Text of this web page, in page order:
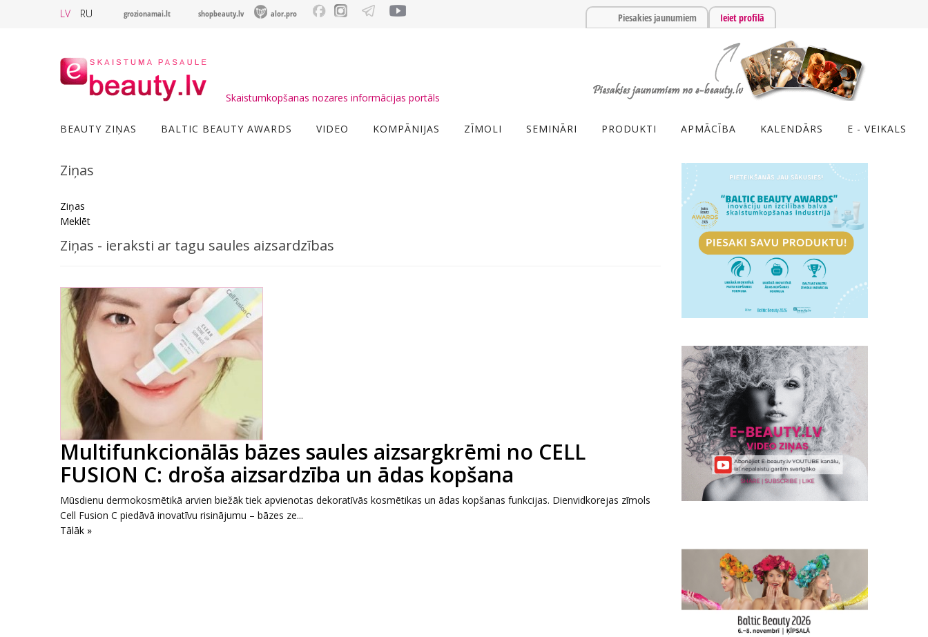
LV RU grozionamai.lt shopbeauty.lv alor.pro Piesakies jaunumiem Ieiet profilā
Skaistumkopšanas nozares informācijas portāls
BEAUTY ZIŅAS BALTIC BEAUTY AWARDS VIDEO KOMPĀNIJAS ZĪMOLI SEMINĀRI PRODUKTI APMĀCĪBA KALENDĀRS E - VEIKALS
Ziņas
Ziņas
Meklēt
Ziņas - ieraksti ar tagu saules aizsardzības
Multifunkcionālās bāzes saules aizsargkrēmi no CELL
FUSION C: droša aizsardzība un ādas kopšana
Mūsdienu dermokosmētikā arvien biežāk tiek apvienotas dekoratīvās kosmētikas un ādas kopšanas funkcijas. Dienvidkorejas zīmols
Cell Fusion C piedāvā inovatīvu risinājumu – bāzes ze...
Tālāk »